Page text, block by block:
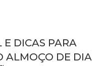
E DICAS PARA
ALMOÇO DE DIA